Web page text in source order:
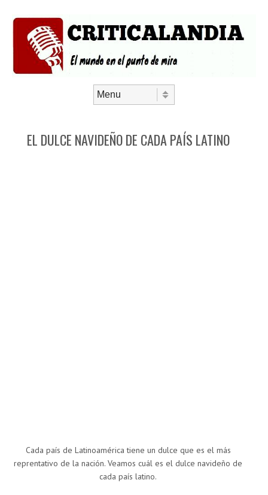
EL DULCE NAVIDEÑO DE CADA PAÍS LATINO
Cada país de Latinoamérica tiene un dulce que es el más
reprentativo de la nación. Veamos cuál es el dulce navideño de
cada país latino.